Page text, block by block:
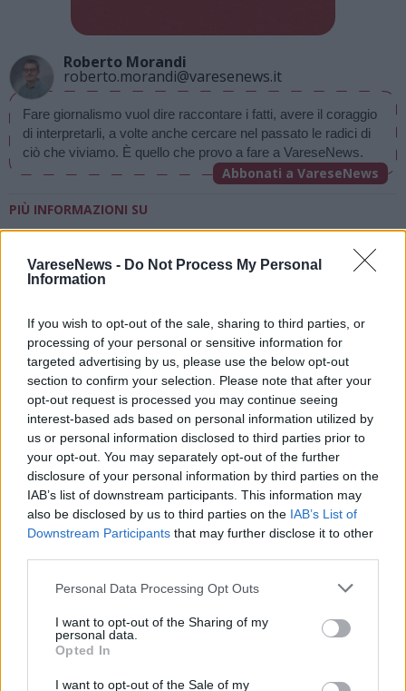
VareseNews - Do Not Process My Personal
Information
If you wish to opt-out of the sale, sharing to third parties, or
processing of your personal or sensitive information for
targeted advertising by us, please use the below opt-out
section to confirm your selection. Please note that after your
opt-out request is processed you may continue seeing
interest-based ads based on personal information utilized by
us or personal information disclosed to third parties prior to
your opt-out. You may separately opt-out of the further
disclosure of your personal information by third parties on the
IAB’s list of downstream participants. This information may
also be disclosed by us to third parties on the IAB’s List of
Downstream Participants that may further disclose it to other
Personal Data Processing Opt Outs
I want to opt-out of the Sharing of my
personal data.
Opted In
I want to opt-out of the Sale of my
Roberto Morandi
roberto.morandi@varesenews.it
Fare giornalismo vuol dire raccontare i fatti, avere il coraggio
di interpretarli, a volte anche cercare nel passato le radici di
ciò che viviamo. È quello che provo a fare a VareseNews.
Abbonati a VareseNews
PIÙ INFORMAZIONI SU
Galleria fotografica
I festeggiamenti del 25 Aprile a Busto Arsizio